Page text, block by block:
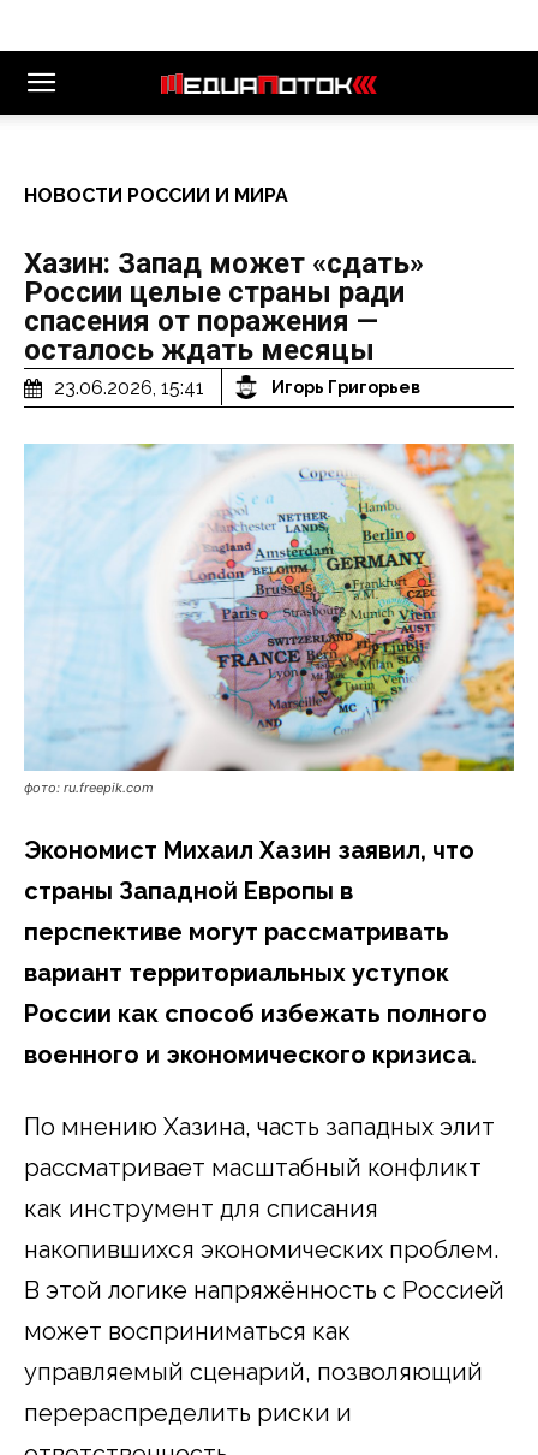
НОВОСТИ РОССИИ И МИРА
Хазин: Запад может «сдать»
России целые страны ради
спасения от поражения —
осталось ждать месяцы
23.06.2026, 15:41 Игорь Григорьев
фото: ru.freepik.com
Экономист Михаил Хазин заявил, что
страны Западной Европы в
перспективе могут рассматривать
вариант территориальных уступок
России как способ избежать полного
военного и экономического кризиса.
По мнению Хазина, часть западных элит
рассматривает масштабный конфликт
как инструмент для списания
накопившихся экономических проблем.
В этой логике напряжённость с Россией
может восприниматься как
управляемый сценарий, позволяющий
перераспределить риски и